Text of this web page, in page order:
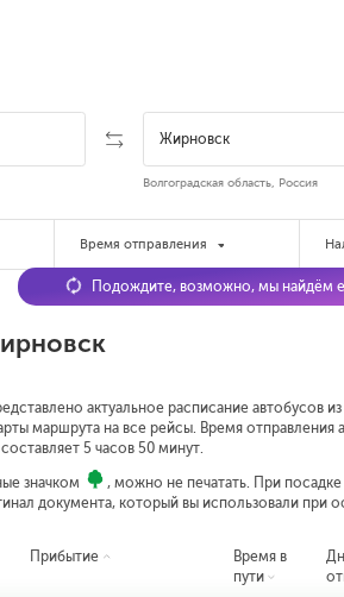
Волгоградская область, Россия
Время отправления
актуальное расписание автобусов
маршрута на все рейсы. Время отправления
5 часов 50 минут.
значком
, можно не печатать. При
документа, который вы использовали при
Подождите, возможно, мы найдём
Прибытие
Время в
пути